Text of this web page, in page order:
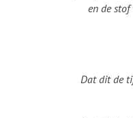
en de
Dat dit de